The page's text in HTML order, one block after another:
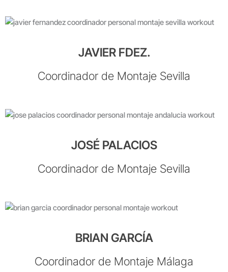
JAVIER FDEZ.
Coordinador de Montaje Sevilla
JOSÉ PALACIOS
Coordinador de Montaje Sevilla
BRIAN GARCÍA
Coordinador de Montaje Málaga